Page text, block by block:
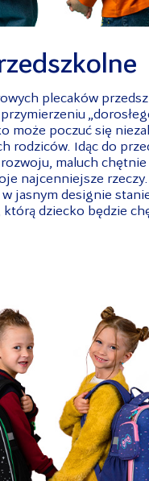
plecaków
może poczuć się
rodziców. Idąc do
maluch
najcenniejsze rzeczy.
jasnym designie
którą dziecko będzie